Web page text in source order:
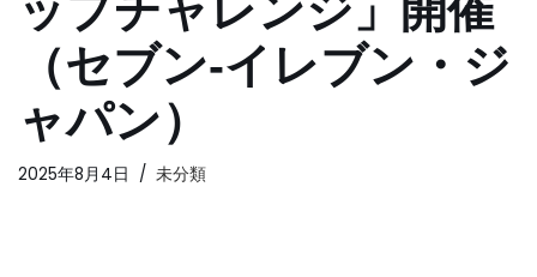
キ
（セブン‐イレブン・ジ
ャパン）
2025年8月4日 未分類